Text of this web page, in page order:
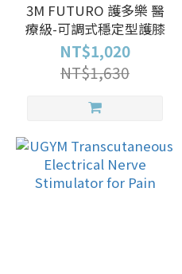
3M FUTURO 護多樂 醫
療級-可調式穩定型護膝
NT$1,020
NT$1,630